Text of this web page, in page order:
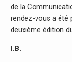
de la
rendez-vous a été
deuxième édition
I.B.